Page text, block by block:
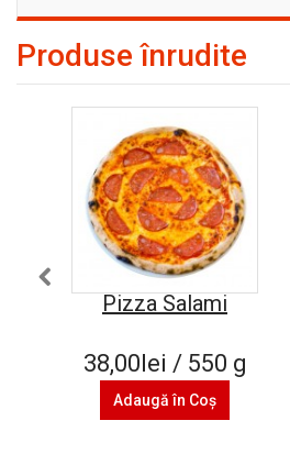
Produse înrudite
Pizza Salami
38,00lei / 550 g
Adaugă în Coş